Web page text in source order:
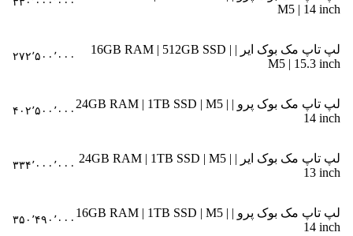
M5 | 14 inch
لپ تاپ مک بوک ایر | 16GB RAM | 512GB SSD |
M5 | 15.3 inch
۲۷۲٬۵۰۰٬۰۰۰
لپ تاپ مک بوک پرو | 24GB RAM | 1TB SSD | M5 |
14 inch
۴۰۲٬۵۰۰٬۰۰۰
لپ تاپ مک بوک ایر | 24GB RAM | 1TB SSD | M5 |
13 inch
۳۳۴٬۰۰۰٬۰۰۰
لپ تاپ مک بوک پرو | 16GB RAM | 1TB SSD | M5 |
14 inch
۳۵۰٬۴۹۰٬۰۰۰